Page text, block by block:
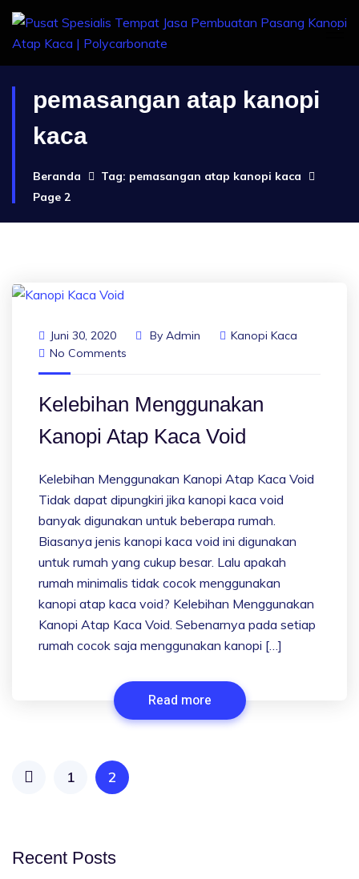
pemasangan atap kanopi
kaca
Beranda
Tag: pemasangan atap kanopi kaca
Page 2
Juni 30, 2020 By Admin
Kanopi Kaca
No Comments
Kelebihan Menggunakan
Kanopi Atap Kaca Void
Kelebihan Menggunakan Kanopi Atap Kaca Void
Tidak dapat dipungkiri jika kanopi kaca void
banyak digunakan untuk beberapa rumah.
Biasanya jenis kanopi kaca void ini digunakan
untuk rumah yang cukup besar. Lalu apakah
rumah minimalis tidak cocok menggunakan
kanopi atap kaca void? Kelebihan Menggunakan
Kanopi Atap Kaca Void. Sebenarnya pada setiap
rumah cocok saja menggunakan kanopi […]
Read more
1 2
Recent Posts